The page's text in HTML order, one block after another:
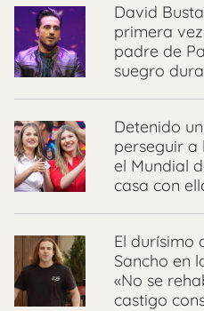
David
primera
padre de
suegro
Detenido
perseguir a
el Mundial
casa con
El durísimo
Sancho en
«No se
castigo